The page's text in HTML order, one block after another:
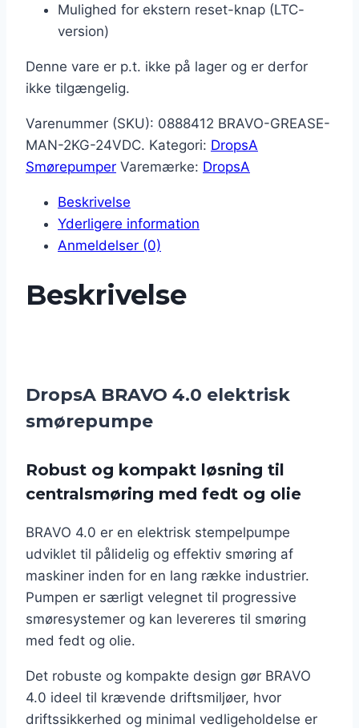
Mulighed for ekstern reset-knap (LTC-
version)
Denne vare er p.t. ikke på lager og er derfor
ikke tilgængelig.
Varenummer (SKU): 0888412 BRAVO-GREASE-
MAN-2KG-24VDC. Kategori: DropsA
Smørepumper Varemærke: DropsA
Beskrivelse
Yderligere information
Anmeldelser (0)
Beskrivelse
DropsA BRAVO 4.0 elektrisk
smørepumpe
Robust og kompakt løsning til
centralsmøring med fedt og olie
BRAVO 4.0 er en elektrisk stempelpumpe
udviklet til pålidelig og effektiv smøring af
maskiner inden for en lang række industrier.
Pumpen er særligt velegnet til progressive
smøresystemer og kan levereres til smøring
med fedt og olie.
Det robuste og kompakte design gør BRAVO
4.0 ideel til krævende driftsmiljøer, hvor
driftssikkerhed og minimal vedligeholdelse er